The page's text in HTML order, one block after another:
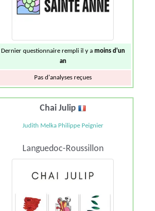
Dernier questionnaire rempli il y a moins d'un
an
Pas d'analyses reçues
Chai Julip
Judith Melka Philippe Peignier
Languedoc-Roussillon